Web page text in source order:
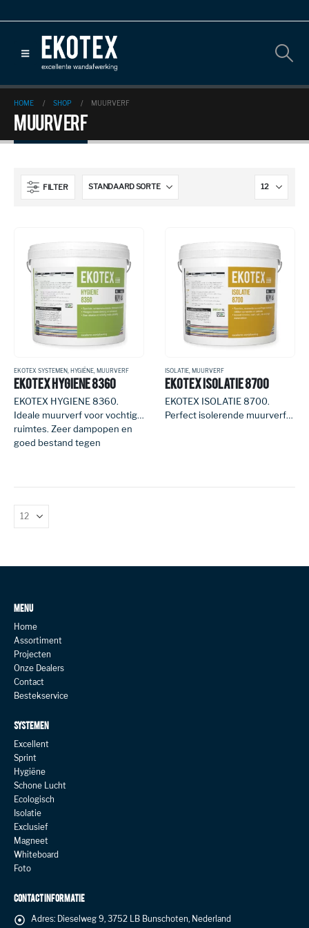
HOME SHOP MUURVERF
Muurverf
FILTER
EKOTEX SYSTEMEN HYGIËNE MUURVERF
EKOTEX HYGIENE 8360
EKOTEX HYGIENE 8360.
Ideale muurverf voor vochtige
ruimtes. Zeer dampopen en
goed bestand tegen
ISOLATIE MUURVERF
EKOTEX ISOLATIE 8700
EKOTEX ISOLATIE 8700.
Perfect isolerende muurverf
MENU
Home
Assortiment
Projecten
Onze Dealers
Contact
Bestekservice
SYSTEMEN
Excellent
Sprint
Hygiëne
Schone Lucht
Ecologisch
Isolatie
Exclusief
Magneet
Whiteboard
Foto
CONTACT INFORMATIE
Adres: Dieselweg 9, 3752 LB Bunschoten, Nederland